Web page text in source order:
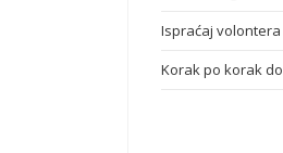
Ispraćaj volontera
Korak po korak